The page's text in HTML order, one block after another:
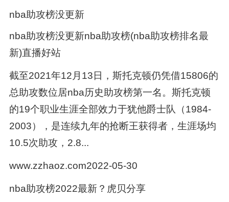
nba助攻榜没更新
nba助攻榜没更新nba助攻榜(nba助攻榜排名最
新)直播好站
截至2021年12月13日，斯托克顿仍凭借15806的
总助攻数位居nba历史助攻榜第一名。斯托克顿
的19个职业生涯全部效力于犹他爵士队（1984-
2003），是连续九年的抢断王获得者，生涯场均
10.5次助攻，2.8...
www.zzhaoz.com2022-05-30
nba助攻榜2022最新？虎贝分享